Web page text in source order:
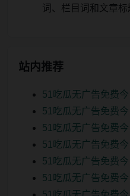
词、栏目词和文章标
站内推荐
51吃瓜无广告免费
51吃瓜无广告免费
51吃瓜无广告免费
51吃瓜无广告免费
51吃瓜无广告免费
51吃瓜无广告免费